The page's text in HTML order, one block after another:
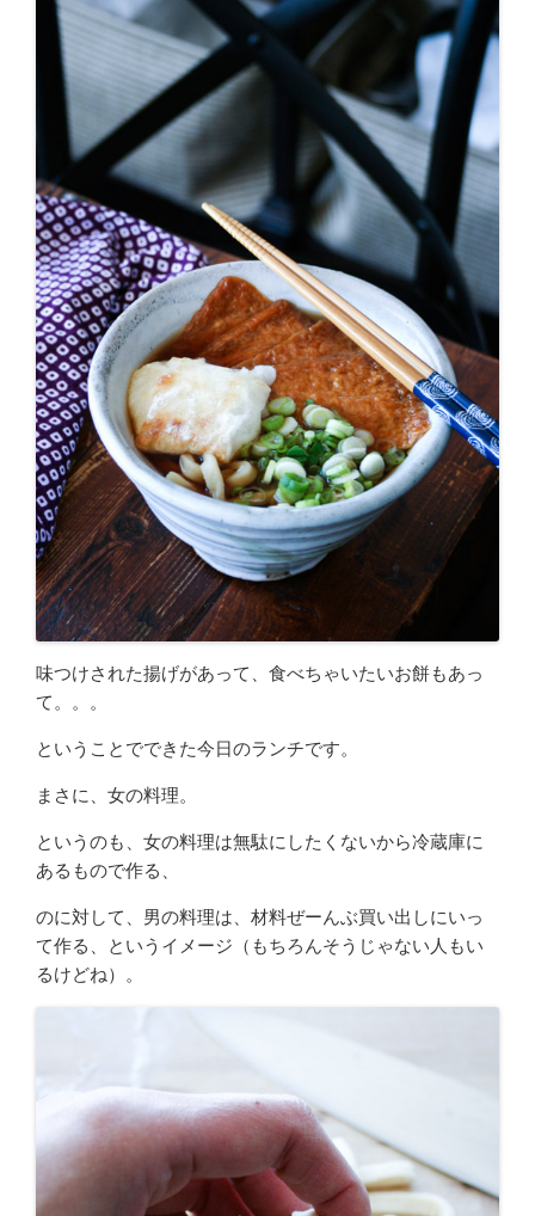
味つけされた揚げがあって、食べちゃいたいお餅もあっ
て。。。
ということでできた今日のランチです。
まさに、女の料理。
というのも、女の料理は無駄にしたくないから冷蔵庫に
あるもので作る、
のに対して、男の料理は、材料ぜーんぶ買い出しにいっ
て作る、というイメージ（もちろんそうじゃない人もい
るけどね）。